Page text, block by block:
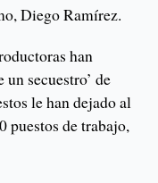
Diego Ramírez.
han
secuestro’ de
le han dejado al
puestos de trabajo,